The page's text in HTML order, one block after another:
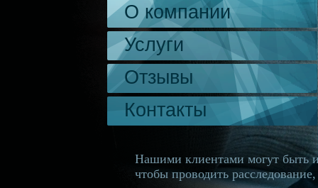
О компании
Услуги
Отзывы
Контакты
Нашими клиентами могут быть
чтобы проводить